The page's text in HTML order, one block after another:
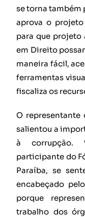
se torna também
aprova o
para que projeto
em Direito
maneira fácil,
ferramentas
fiscaliza os
O representante
salientou a
à corrupção.
participante do
Paraíba, se
encabeçado
porque
trabalho dos